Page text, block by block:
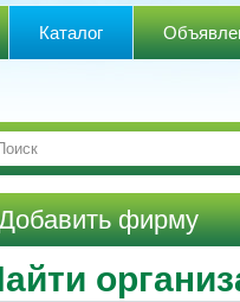
Каталог
фирму